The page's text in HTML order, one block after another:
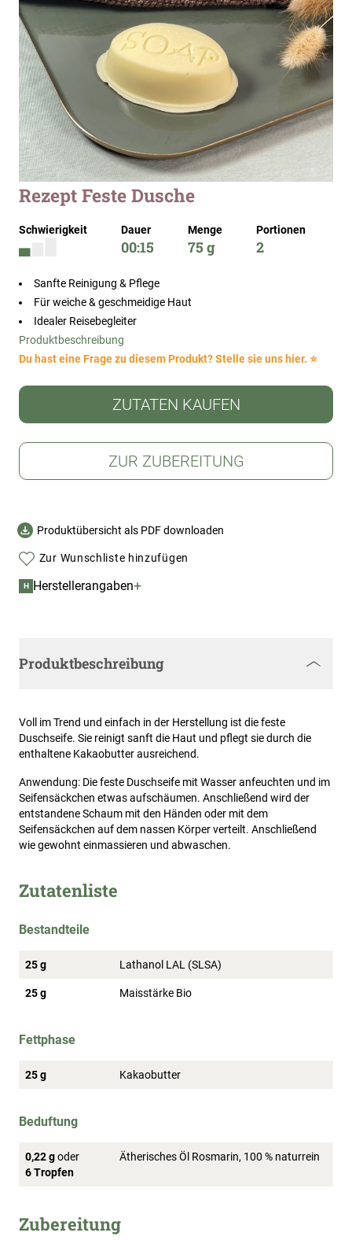
Zum
Anfang
Bildergalerie
springen
Rezept Feste Dusche
Schwierigkeit Dauer
00:15
Menge
75 g
Portionen
2
Sanfte Reinigung & Pflege
Für weiche & geschmeidige Haut
Idealer Reisebegleiter
Produktbeschreibung
Du hast eine Frage zu diesem Produkt? Stelle sie uns hier. ⭐
ZUTATEN KAUFEN
ZUR ZUBEREITUNG
Produktübersicht als PDF downloaden
Zur Wunschliste hinzufügen
H Herstellerangaben+
Produktbeschreibung
Voll im Trend und einfach in der Herstellung ist die feste
Duschseife. Sie reinigt sanft die Haut und pflegt sie durch die
enthaltene Kakaobutter ausreichend.
Anwendung: Die feste Duschseife mit Wasser anfeuchten und im
Seifensäckchen etwas aufschäumen. Anschließend wird der
entstandene Schaum mit den Händen oder mit dem
Seifensäckchen auf dem nassen Körper verteilt. Anschließend
wie gewohnt einmassieren und abwaschen.
Zutatenliste
Bestandteile
25 g Lathanol LAL (SLSA)
25 g Maisstärke Bio
Fettphase
25 g Kakaobutter
Beduftung
0,22 goder
6 Tropfen
Ätherisches Öl Rosmarin, 100 % naturrein
Zubereitung